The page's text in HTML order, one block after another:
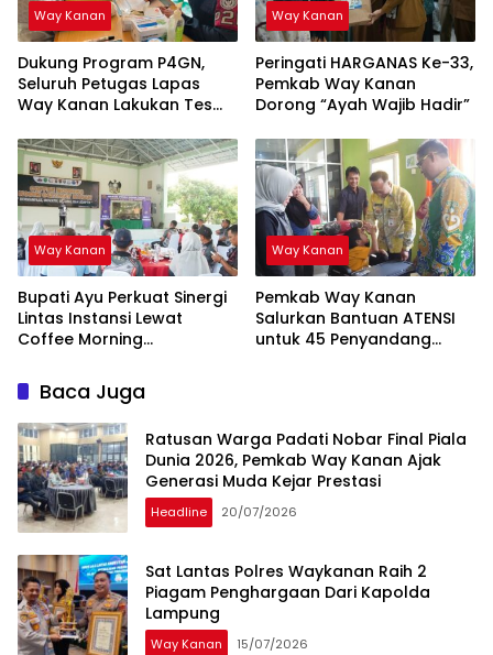
Way Kanan
Dukung Program P4GN,
Seluruh Petugas Lapas
Way Kanan Lakukan Tes
Way Kanan
Peringati HARGANAS Ke-33,
Pemkab Way Kanan
Dorong “Ayah Wajib Hadir”
Way Kanan
Bupati Ayu Perkuat Sinergi
Lintas Instansi Lewat
Coffee Morning
Way Kanan
Pemkab Way Kanan
Salurkan Bantuan ATENSI
untuk 45 Penyandang
Baca Juga
Ratusan Warga Padati Nobar Final Piala
Dunia 2026, Pemkab Way Kanan Ajak
Generasi Muda Kejar Prestasi
Headline 20/07/2026
Sat Lantas Polres Waykanan Raih 2
Piagam Penghargaan Dari Kapolda
Lampung
Way Kanan 15/07/2026